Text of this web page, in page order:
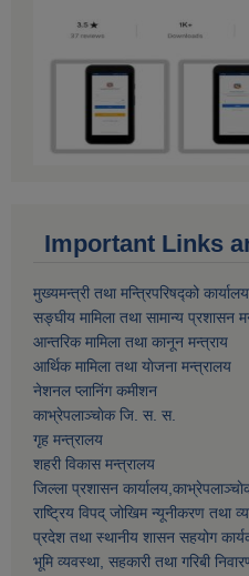
Important Links
मुख्यमन्त्री तथा मन्त्रिपरिषद्को
सङ्घीय मामिला तथा सामान्य प्रशासन
आन्तरिक मामिला तथा कानून मन्त्राय
आर्थिक मामिला तथा याेजना मन्त्रालय
नेशनल प्लानिंग कमीशन
काभ्रेपलाञ्चाेक जि. स. स.
गृह मन्त्रालय
शहरी विकास मन्त्रालय
जिल्ला प्रशासन
राष्ट्रिय विपद् जोखिम न्यूनीकरण तथा
प्रदेश तथा स्थानीय शासन सहयोग
भूमि व्यवस्था, सहकारी तथा गरिबी